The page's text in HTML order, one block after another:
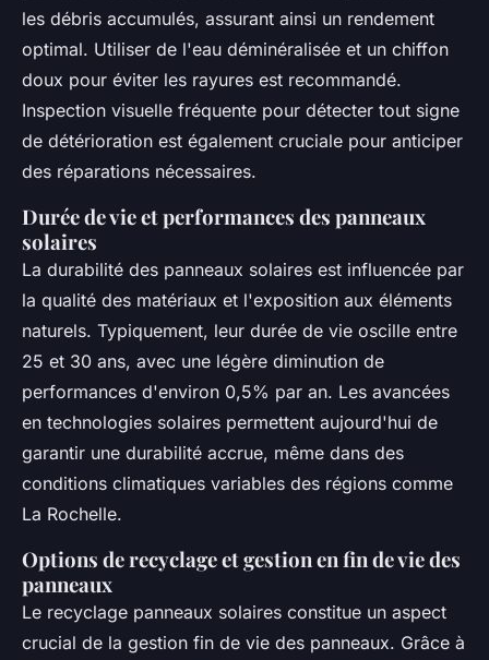
les débris accumulés, assurant ainsi un rendement
optimal. Utiliser de l'eau déminéralisée et un chiffon
doux pour éviter les rayures est recommandé.
Inspection visuelle fréquente pour détecter tout signe
de détérioration est également cruciale pour anticiper
des réparations nécessaires.
Durée de vie et performances des panneaux
solaires
La durabilité des panneaux solaires est influencée par
la qualité des matériaux et l'exposition aux éléments
naturels. Typiquement, leur durée de vie oscille entre
25 et 30 ans, avec une légère diminution de
performances d'environ 0,5% par an. Les avancées
en technologies solaires permettent aujourd'hui de
garantir une durabilité accrue, même dans des
conditions climatiques variables des régions comme
La Rochelle.
Options de recyclage et gestion en fin de vie des
panneaux
Le recyclage panneaux solaires constitue un aspect
crucial de la gestion fin de vie des panneaux. Grâce à